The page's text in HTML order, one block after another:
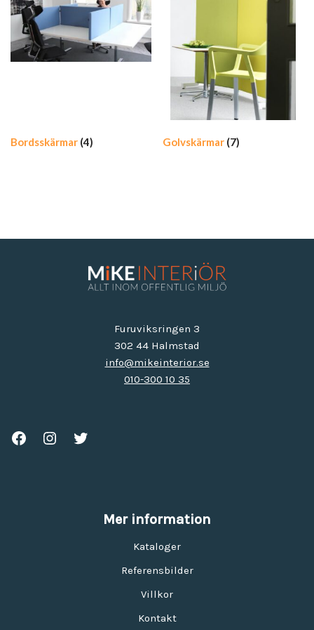
Bordsskärmar (4) Golvskärmar (7)
Furuviksringen 3
302 44 Halmstad
info@mikeinterior.se
010-300 10 35
Mer information
Kataloger
Referensbilder
Villkor
Kontakt